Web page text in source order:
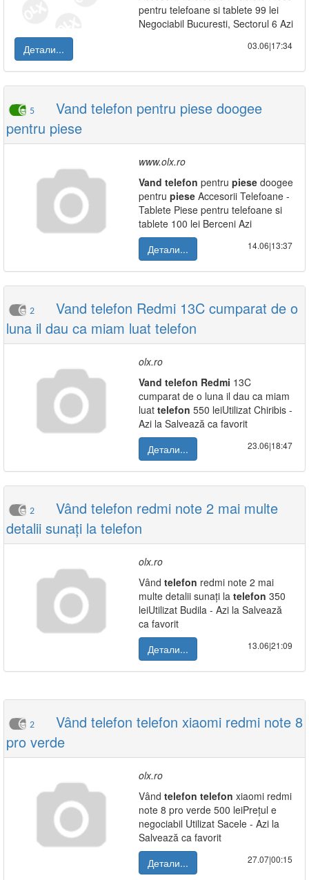
pentru telefoane si tablete 99 lei
Negociabil Bucuresti, Sectorul 6 Azi
Детали...
03.06|17:34
5
Vand telefon pentru piese doogee
pentru piese
www.olx.ro
Vand telefon pentru piese doogee
pentru piese Accesorii Telefoane -
Tablete Piese pentru telefoane si
tablete 100 lei Berceni Azi
Детали...
14.06|13:37
2
Vand telefon Redmi 13C cumparat de o
luna il dau ca miam luat telefon
olx.ro
Vand telefon Redmi 13C
cumparat de o luna il dau ca miam
luat telefon 550 leiUtilizat Chiribis -
Azi la Salvează ca favorit
Детали...
23.06|18:47
2
Vând telefon redmi note 2 mai multe
detalii sunați la telefon
olx.ro
Vând telefon redmi note 2 mai
multe detalii sunați la telefon 350
leiUtilizat Budila - Azi la Salvează
ca favorit
Детали...
13.06|21:09
2
Vând telefon telefon xiaomi redmi note 8
pro verde
olx.ro
Vând telefon telefon xiaomi redmi
note 8 pro verde 500 leiPrețul e
negociabil Utilizat Sacele - Azi la
Salvează ca favorit
Детали...
27.07|00:15